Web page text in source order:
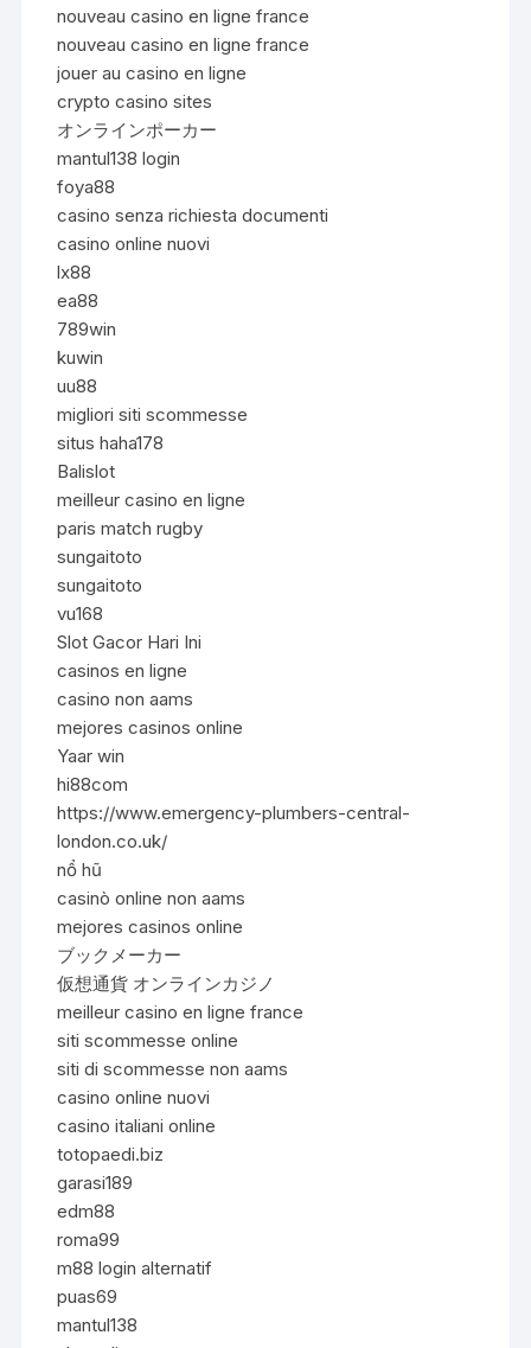
nouveau casino en ligne france
nouveau casino en ligne france
jouer au casino en ligne
crypto casino sites
オンラインポーカー
mantul138 login
foya88
casino senza richiesta documenti
casino online nuovi
lx88
ea88
789win
kuwin
uu88
migliori siti scommesse
situs haha178
Balislot
meilleur casino en ligne
paris match rugby
sungaitoto
sungaitoto
vu168
Slot Gacor Hari Ini
casinos en ligne
casino non aams
mejores casinos online
Yaar win
hi88com
https://www.emergency-plumbers-central-
london.co.uk/
nổ hũ
casinò online non aams
mejores casinos online
ブックメーカー
仮想通貨 オンラインカジノ
meilleur casino en ligne france
siti scommesse online
siti di scommesse non aams
casino online nuovi
casino italiani online
totopaedi.biz
garasi189
edm88
roma99
m88 login alternatif
puas69
mantul138